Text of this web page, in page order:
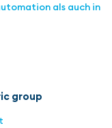
als auch in
group